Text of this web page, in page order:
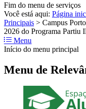
Fim do menu de serviços
Você está aqui: Página
Principais > Campus
2026 do Programa Partiu
Menu
Início do menu principal
Menu de